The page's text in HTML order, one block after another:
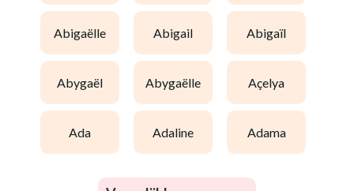
abigaëlle abigail abigaïl
abygaël abygaëlle açelya
ada adaline adama